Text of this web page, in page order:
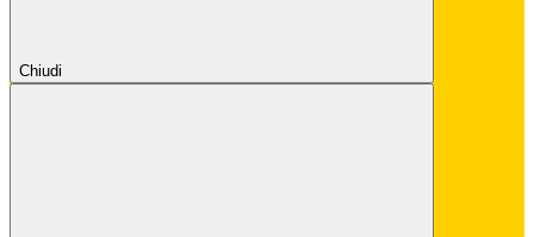
Chiudi